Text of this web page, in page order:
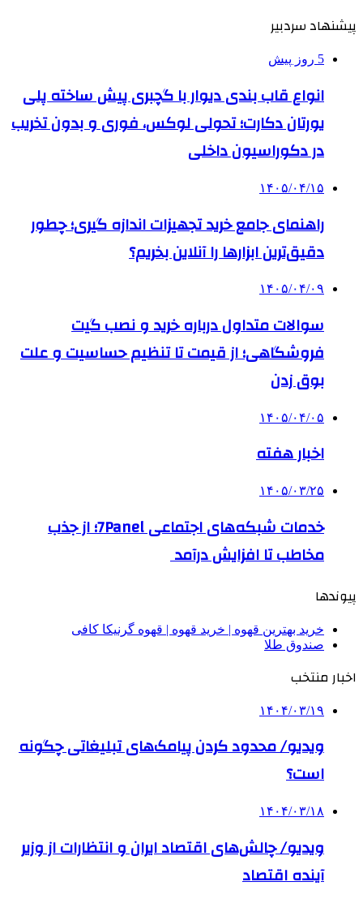
پیشنهاد سردبیر
5 روز پیش
انواع قاب بندی دیوار با گچبری پیش ساخته پلی
یورتان دکارت؛ تحولی لوکس، فوری و بدون تخریب
در دکوراسیون داخلی
۱۴۰۵/۰۴/۱۵
راهنمای جامع خرید تجهیزات اندازه گیری؛ چطور
دقیق‌ترین ابزارها را آنلاین بخریم؟
۱۴۰۵/۰۴/۰۹
سوالات متداول درباره خرید و نصب گیت
فروشگاهی؛ از قیمت تا تنظیم حساسیت و علت
بوق زدن
۱۴۰۵/۰۴/۰۵
اخبار هفته
۱۴۰۵/۰۳/۲۵
خدمات شبکه‌های اجتماعی 7Panel؛ از جذب
مخاطب تا افزایش درآمد
پیوندها
خرید بهترین قهوه | خرید قهوه | قهوه گرنیکا کافی
صندوق طلا
اخبار منتخب
۱۴۰۴/۰۳/۱۹
ویدیو/ محدود کردن پیامک‌های تبلیغاتی چگونه
است؟
۱۴۰۴/۰۳/۱۸
ویدیو/ چالش‌های اقتصاد ایران و انتظارات از وزیر
آینده اقتصاد